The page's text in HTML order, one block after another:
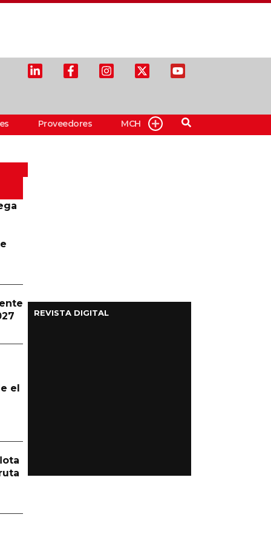
Proveedores MCH
el
REVISTA DIGITAL